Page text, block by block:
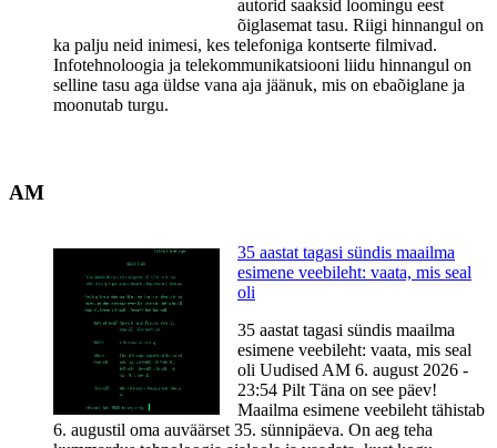
autorid saaksid loomingu eest
õiglasemat tasu. Riigi hinnangul on
ka palju neid inimesi, kes telefoniga kontserte filmivad.
Infotehnoloogia ja telekommunikatsiooni liidu hinnangul on
selline tasu aga üldse vana aja jäänuk, mis on ebaõiglane ja
moonutab turgu.
AM
35 aastat tagasi sündis maailma
esimene veebileht: vaata, mis seal
oli
35 aastat tagasi sündis maailma
esimene veebileht: vaata, mis seal
oli Uudised AM 6. august 2026 -
23:54 Pilt Täna on see päev!
Maailma esimene veebileht tähistab
6. augustil oma auväärset 35. sünnipäeva. On aeg teha